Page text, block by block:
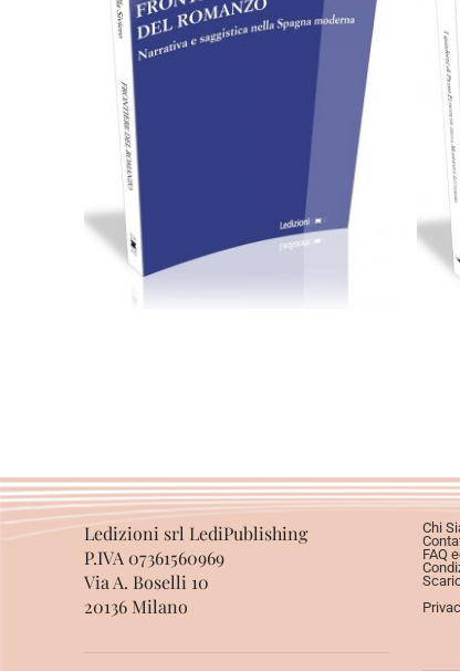
eBook in PDF
Ledizioni srl LediPublishing
P.IVA 07361560969
Via A. Boselli 10
20136 Milano
Chi
FAQ